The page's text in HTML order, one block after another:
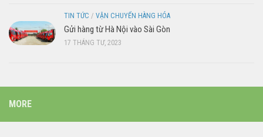
TIN TỨC / VẬN CHUYỂN HÀNG HÓA
Gửi hàng từ Hà Nội vào Sài Gòn
17 THÁNG TƯ, 2023
MORE